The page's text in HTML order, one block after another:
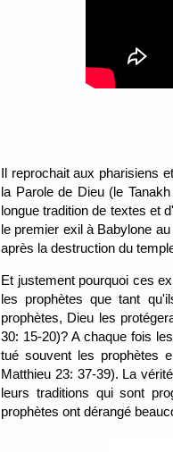
Il reprochait aux pharisiens
la Parole de Dieu (le
longue tradition de textes et
le premier exil à Babylone
après la destruction du
Et justement pourquoi ces
les prophètes que tant
prophètes, Dieu les
30: 15-20)? A chaque fois
tué souvent les prophètes
Matthieu 23: 37-39). La
leurs traditions qui sont
prophètes ont dérangé